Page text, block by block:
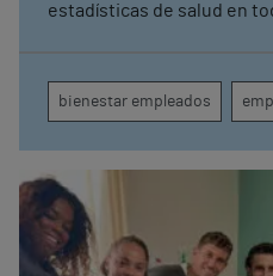
estadísticas de salud en
bienestar empleados